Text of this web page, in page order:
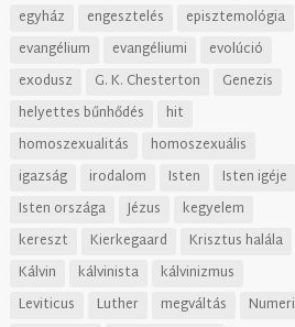
egyház
engesztelés
episztemológia
evangélium
evangéliumi
evolúció
exodusz
G. K. Chesterton
Genezis
helyettes bűnhődés
hit
homoszexualitás
homoszexuális
igazság
irodalom Isten
Isten igéje
Isten országa
Jézus
kegyelem
kereszt
Kierkegaard
Krisztus halála
Kálvin
kálvinista
kálvinizmus
Leviticus
Luther megváltás
Numeri